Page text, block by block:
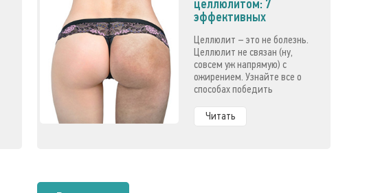
целлюлитом: 7
эффективных
Целлюлит – это не болезнь.
Целлюлит не связан (ну,
совсем уж напрямую) с
ожирением. Узнайте все о
способах победить
Читать